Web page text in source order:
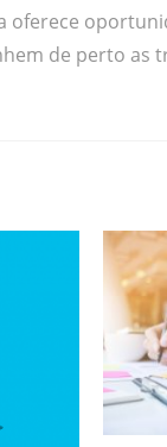
de perto as